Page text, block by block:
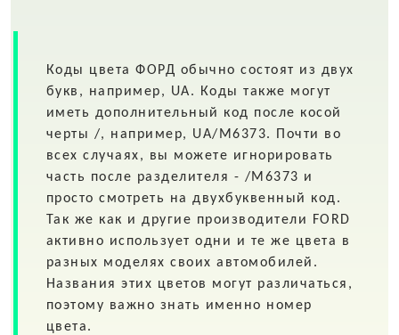
Коды цветаФОРД обычно состоят из двух
букв, например, UA. Коды также могут
иметь дополнительный код после косой
черты /, например, UA/M6373. Почти во
всех случаях, вы можете игнорировать
часть после разделителя - /M6373 и
просто смотреть на двухбуквенный код.
Так же как и другие производители FORD
активно использует одни и те же цвета в
разных моделях своих автомобилей.
Названия этих цветов могут различаться,
поэтому важно знать именно номер
цвета.